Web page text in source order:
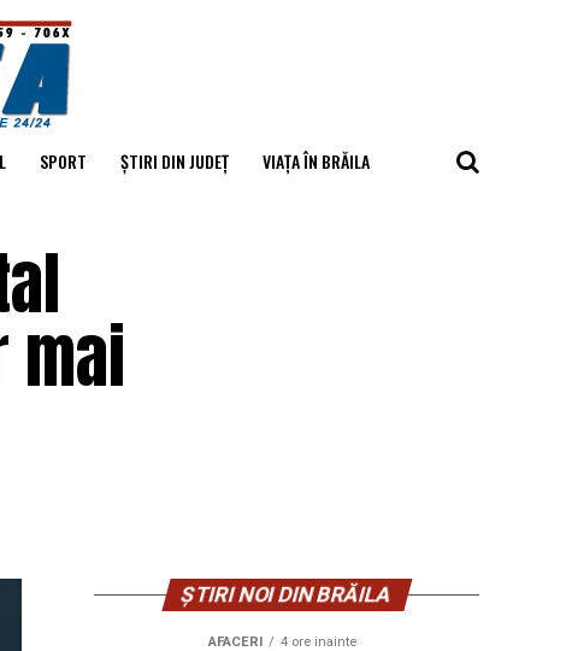
SPORT ȘTIRI DIN JUDEȚ VIAȚA ÎN BRĂILA
mai
ȘTIRI NOI DIN BRĂILA
AFACERI 4 ore inainte